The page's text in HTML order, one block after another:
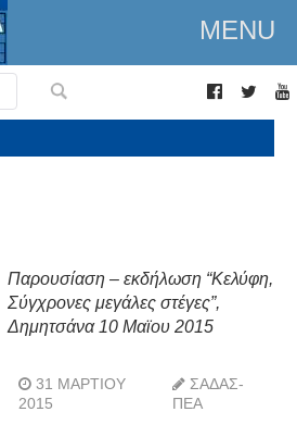
MENU
Παρουσίαση – εκδήλωση “Κελύφη,
Σύγχρονες μεγάλες στέγες”,
Δημητσάνα 10 Μαϊου 2015
31 ΜΑΡΤΊΟΥ
2015
ΣΑΔΑΣ-
ΠΕΑ